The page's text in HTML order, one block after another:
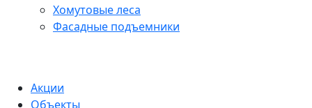
Хомутовые леса
Фасадные подъемники
Акции
Объекты